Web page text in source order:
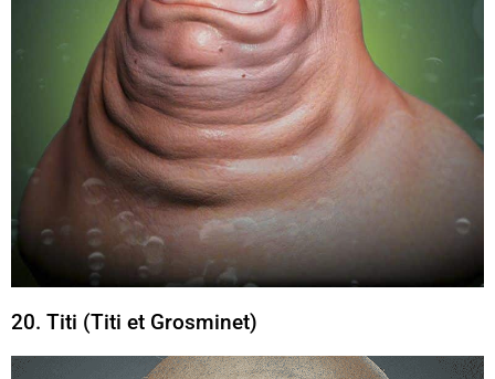
20. Titi (Titi et Grosminet)